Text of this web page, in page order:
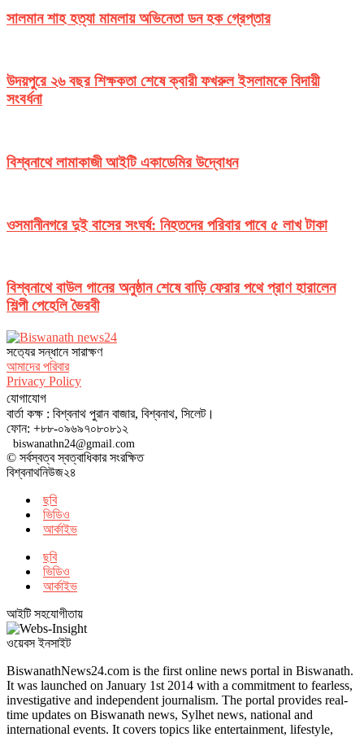
সালমান শাহ হত্যা মামলায় অভিনেতা ডন হক গ্রেপ্তার
উদয়পুরে ২৬ বছর শিক্ষকতা শেষে ক্বারী ফখরুল ইসলামকে বিদায়ী
সংবর্ধনা
বিশ্বনাথে লামাকাজী আইটি একাডেমির উদ্বোধন
ওসমানীনগরে দুই বাসের সংঘর্ষ: নিহতদের পরিবার পাবে ৫ লাখ টাকা
বিশ্বনাথে বাউল গানের অনুষ্ঠান শেষে বাড়ি ফেরার পথে প্রাণ হারালেন
শিল্পী পেহেলি ভৈরবী
সত‌্যের সন্ধানে সারাক্ষণ
আমাদের পরিবার
Privacy Policy
যোগাযোগ
বার্তা কক্ষ : বিশ্বনাথ পুরান বাজার, বিশ্বনাথ, সিলেট।
ফোন: +৮৮-০৯৬৯৭০৮০৮১২
biswanathn24@gmail.com
© সর্বস্বত্ব স্বত্বাধিকার সংরক্ষিত
বিশ্বনাথনিউজ২৪
ছবি
ভিডিও
আর্কাইভ
ছবি
ভিডিও
আর্কাইভ
আইটি সহযোগীতায়
ওয়েবস ইনসাইট
BiswanathNews24.com is the first online news portal in Biswanath.
It was launched on January 1st 2014 with a commitment to fearless,
investigative and independent journalism. The portal provides real-
time updates on Biswanath news, Sylhet news, national and
international events. It covers topics like entertainment, lifestyle,